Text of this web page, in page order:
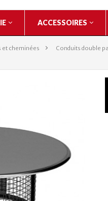
ACCESSOIRES
et cheminées > Conduits double